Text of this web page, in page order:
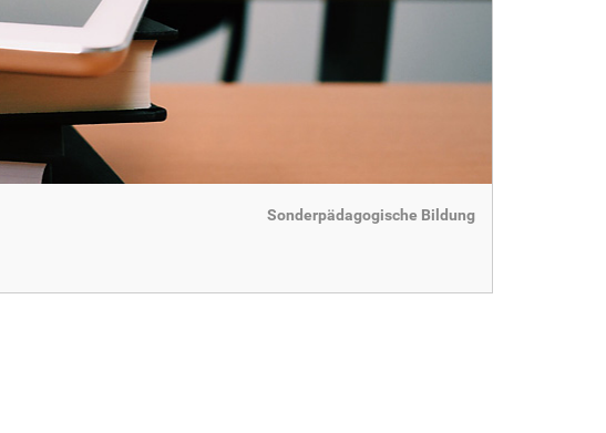
Sonderpädagogische Bildung